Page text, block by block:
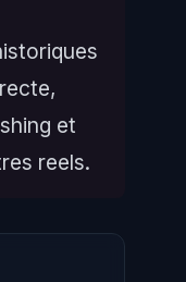
et
reels.